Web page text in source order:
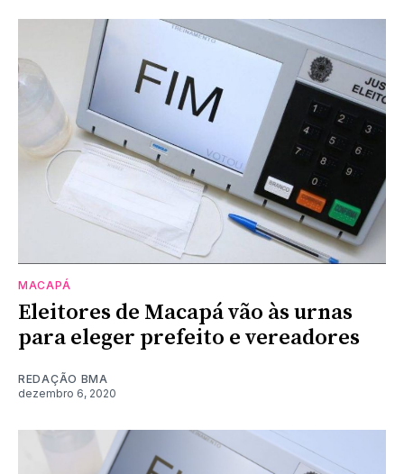
MACAPÁ
Eleitores de Macapá vão às urnas
para eleger prefeito e vereadores
REDAÇÃO BMA
dezembro 6, 2020